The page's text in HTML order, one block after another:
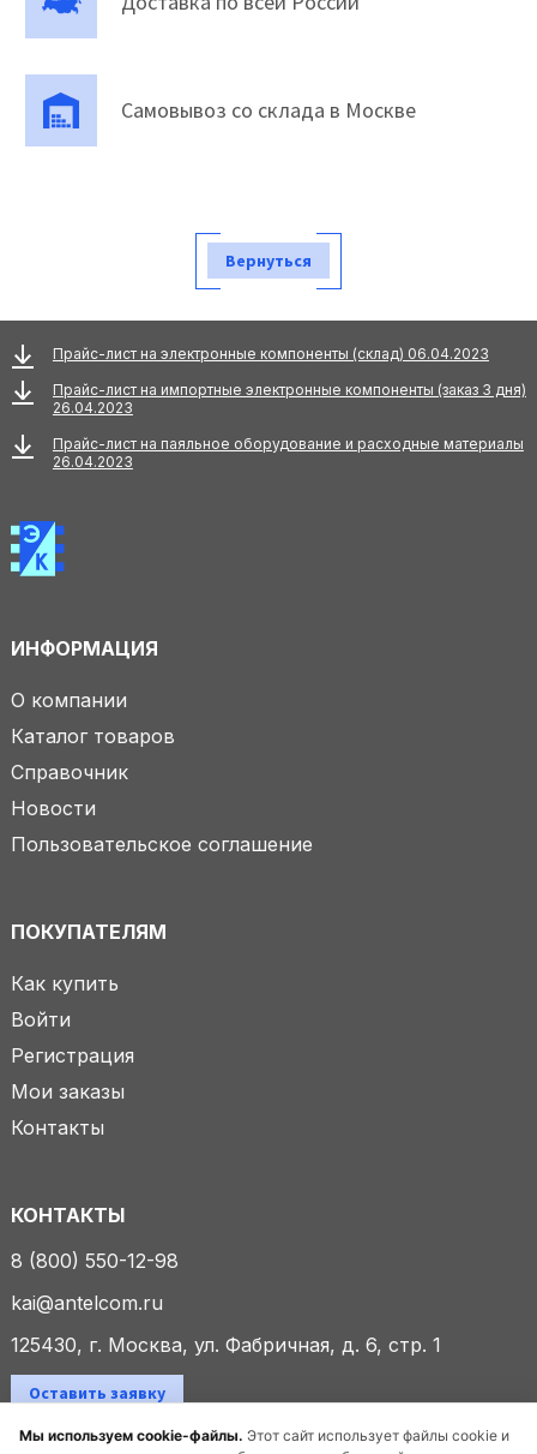
Мы используем cookie-файлы. Этот сайт использует файлы cookie и
Самовывоз со склада в Москве
Вернуться
Прайс-лист на электронные компоненты (склад) 06.04.2023
Прайс-лист на импортные электронные компоненты (заказ 3 дня)
26.04.2023
Прайс-лист на паяльное оборудование и расходные материалы
26.04.2023
ИНФОРМАЦИЯ
О компании
Каталог товаров
Справочник
Новости
Пользовательское соглашение
ПОКУПАТЕЛЯМ
Как купить
Войти
Регистрация
Мои заказы
Контакты
КОНТАКТЫ
8 (800) 550-12-98
kai@antelcom.ru
125430, г. Москва, ул. Фабричная, д. 6, стр. 1
Оставить заявку